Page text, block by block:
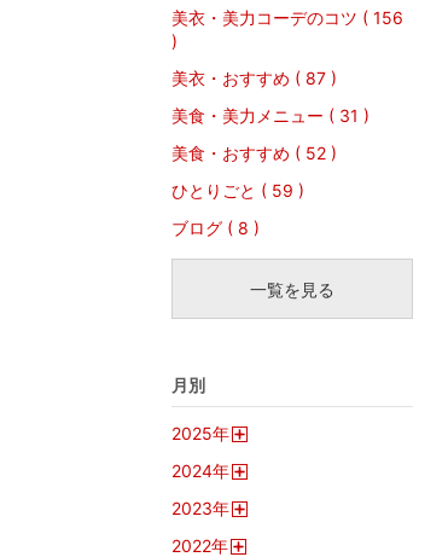
美衣・美力コーデのコツ ( 156
)
美衣・おすすめ ( 87 )
美食・美力メニュー ( 31 )
美食・おすすめ ( 52 )
ひとりごと ( 59 )
ブログ ( 8 )
一覧を見る
月別
2025年
2024年
2023年
2022年